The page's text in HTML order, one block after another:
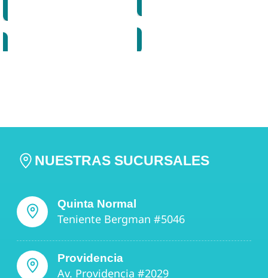
NUESTRAS SUCURSALES
Quinta Normal
Teniente Bergman #5046
Providencia
Av. Providencia #2029